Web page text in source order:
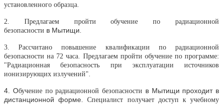
установленного образца.
2. Предлагаем пройти обучениепо радиационной
безопасности в Мытищи
3. Рассчитано повышение квалификации по радиационной
безопасности на 72 часа. Предлагаем пройти обучение по программе:
"Радиационная безопасность при эксплуатации источников
ионизирующих излучений".
4. Обучение по радиационной безопасности в Мытищи проходит в
дистанционной форме.
Специалист получает доступ к учебному